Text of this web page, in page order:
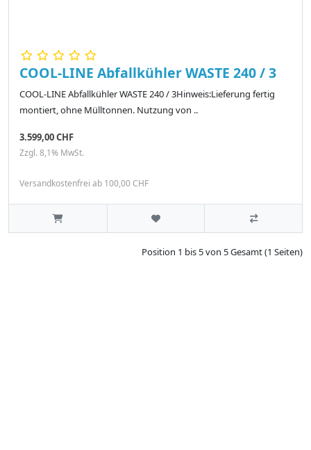
COOL-LINE Abfallkühler WASTE 240 / 3
COOL-LINE Abfallkühler WASTE 240 / 3Hinweis:Lieferung fertig
montiert, ohne Mülltonnen. Nutzung von ..
3.599,00 CHF
Zzgl. 8,1% MwSt.
Versandkostenfrei ab 100,00 CHF
Position 1 bis 5 von 5 Gesamt (1 Seiten)